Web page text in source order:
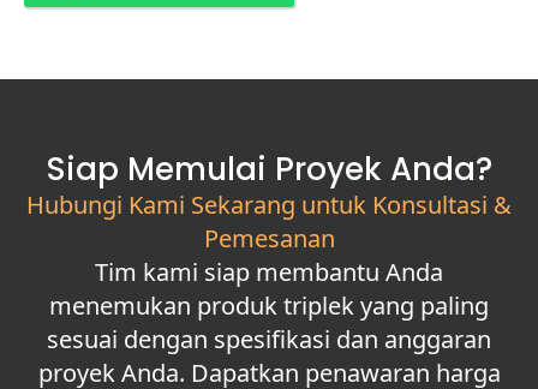
Siap Memulai Proyek Anda?
Hubungi Kami Sekarang untuk Konsultasi &
Pemesanan
Tim kami siap membantu Anda
menemukan produk triplek yang paling
sesuai dengan spesifikasi dan anggaran
proyek Anda. Dapatkan penawaran harga